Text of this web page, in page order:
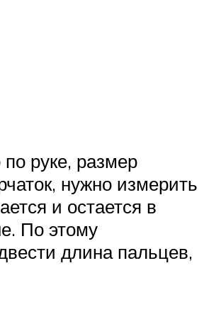
руке, размер
нужно измерить
и остается в
По этому
длина пальцев,